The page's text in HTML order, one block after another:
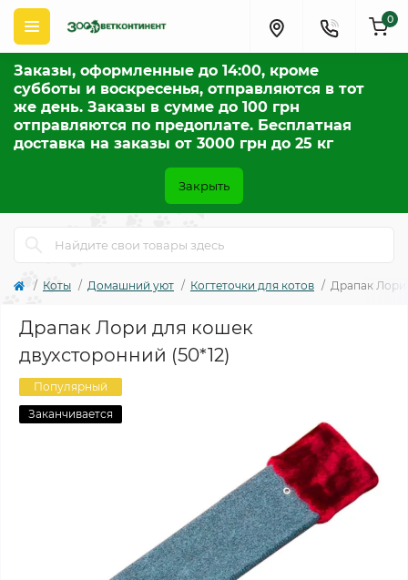
Заказы, оформленные до 14:00, кроме
субботы и воскресенья, отправляются в тот
же день. Заказы в сумме до 100 грн
отправляются по предоплате. Бесплатная
доставка на заказы от 3000 грн до 25 кг
Закрыть
0
Коты Домашний уют Когтеточки для котов Драпак Лори
Драпак Лори для кошек
двухсторонний (50*12)
Популярный
Заканчивается